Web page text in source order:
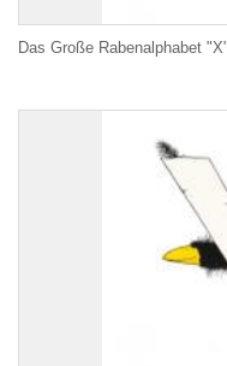
Das Große Rabenalphabet "X"